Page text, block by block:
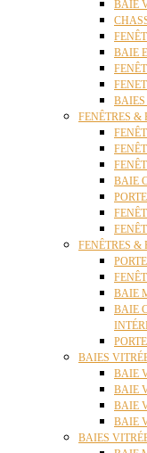
BAIE
BAIE
FENÊTRES &
BAIE
FENÊTRES &
BAIE
BAIE
BAIES
BAIE
BAIE
BAIE
BAIE
BAIES